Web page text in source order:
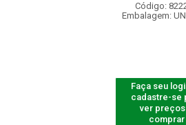
Código:
Embalagem:
Faça seu
cadastre-se
ver preços
comprar